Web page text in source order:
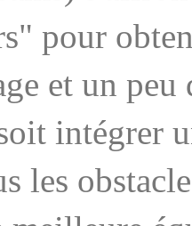
pour
et un
intégrer
les